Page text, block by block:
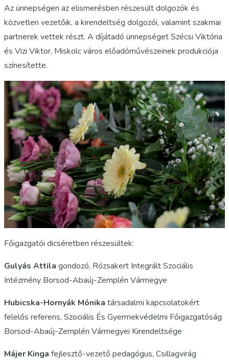
Az ünnepségen az elismerésben részesült dolgozók és
közvetlen vezetőik, a kirendeltség dolgozói, valamint szakmai
partnerek vettek részt. A díjátadó ünnepséget Szécsi Viktória
és Vizi Viktor, Miskolc város előadóművészeinek produkciója
színesítette.
Főigazgatói dicséretben részesültek:
Gulyás Attila gondozó, Rózsakert Integrált Szociális
Intézmény Borsod-Abaúj-Zemplén Vármegye
Hubicska-Hornyák Mónika társadalmi kapcsolatokért
felelős referens, Szociális És Gyermekvédelmi Főigazgatóság
Borsod-Abaúj-Zemplén Vármegyei Kirendeltsége
Májer Kinga fejlesztő-vezető pedagógus, Csillagvirág